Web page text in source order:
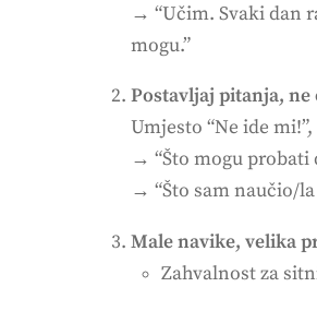
→ “Učim. Svaki dan
mogu.”
Postavljaj pitanja, ne
Umjesto “Ne ide
→ “Što mogu probati
→ “Što sam naučio/la
Male navike, velika
Zahvalnost za